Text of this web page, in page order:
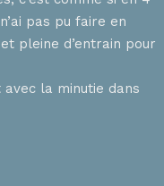
pas pu faire en
pleine d’entrain pour
la minutie dans